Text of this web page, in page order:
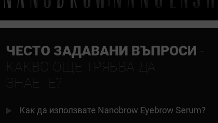
ЧЕСТО ЗАДАВАНИ ВЪПРОСИ -
КАКВО ОЩЕ ТРЯБВА ДА
ЗНАЕТЕ?
Как да използвате Nanobrow Eyebrow Serum?